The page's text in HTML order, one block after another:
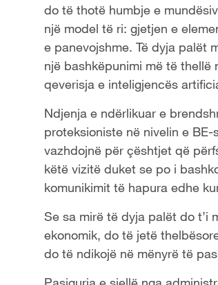
do të thotë humbje e
një model të ri: gjetjen e
e panevojshme. Të dyja palët
një bashkëpunimi më të thellë
qeverisja e inteligjencës
Ndjenja e ndërlikuar e
proteksioniste në nivelin e
vazhdojnë për çështjet që
këtë vizitë duket se po i
komunikimit të hapura edhe
Se sa mirë të dyja palët do t’i
ekonomik, do të jetë
do të ndikojë në mënyrë të